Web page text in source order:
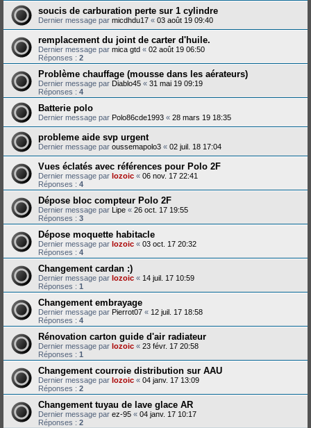
soucis de carburation perte sur 1 cylindre
Dernier message par micdhdu17 « 03 août 19 09:40
remplacement du joint de carter d'huile.
Dernier message par mica gtd « 02 août 19 06:50
Réponses : 2
Problème chauffage (mousse dans les aérateurs)
Dernier message par Diablo45 « 31 mai 19 09:19
Réponses : 4
Batterie polo
Dernier message par Polo86cde1993 « 28 mars 19 18:35
probleme aide svp urgent
Dernier message par oussemapolo3 « 02 juil. 18 17:04
Vues éclatés avec références pour Polo 2F
Dernier message par lozoic « 06 nov. 17 22:41
Réponses : 4
Dépose bloc compteur Polo 2F
Dernier message par Lipe « 26 oct. 17 19:55
Réponses : 3
Dépose moquette habitacle
Dernier message par lozoic « 03 oct. 17 20:32
Réponses : 4
Changement cardan :)
Dernier message par lozoic « 14 juil. 17 10:59
Réponses : 1
Changement embrayage
Dernier message par Pierrot07 « 12 juil. 17 18:58
Réponses : 4
Rénovation carton guide d'air radiateur
Dernier message par lozoic « 23 févr. 17 20:58
Réponses : 1
Changement courroie distribution sur AAU
Dernier message par lozoic « 04 janv. 17 13:09
Réponses : 2
Changement tuyau de lave glace AR
Dernier message par ez-95 « 04 janv. 17 10:17
Réponses : 2